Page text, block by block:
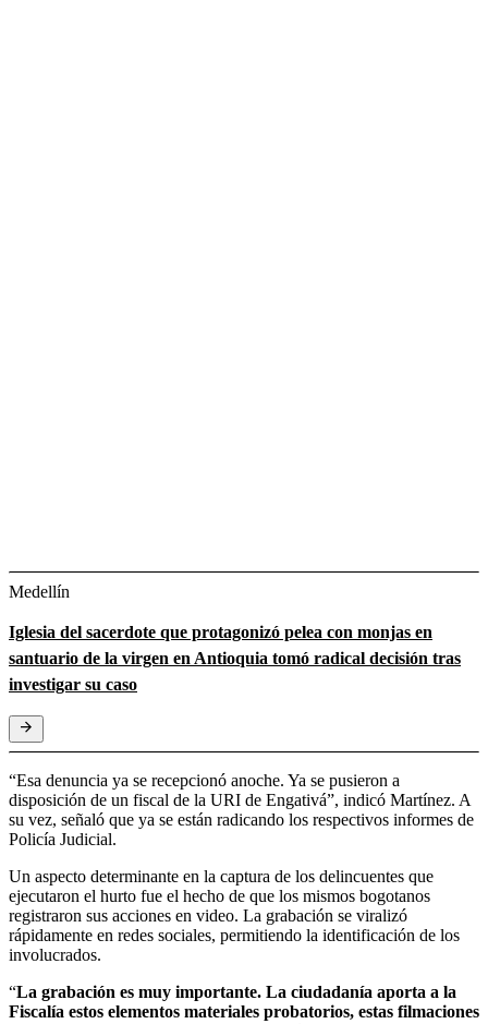
Medellín
Iglesia del sacerdote que protagonizó pelea con monjas en
santuario de la virgen en Antioquia tomó radical decisión tras
investigar su caso
“Esa denuncia ya se recepcionó anoche. Ya se pusieron a
disposición de un fiscal de la URI de Engativá”, indicó Martínez. A
su vez, señaló que ya se están radicando los respectivos informes de
Policía Judicial.
Un aspecto determinante en la captura de los delincuentes que
ejecutaron el hurto fue el hecho de que los mismos bogotanos
registraron sus acciones en video. La grabación se viralizó
rápidamente en redes sociales, permitiendo la identificación de los
involucrados.
“La grabación es muy importante. La ciudadanía aporta a la
Fiscalía estos elementos materiales probatorios, estas filmaciones